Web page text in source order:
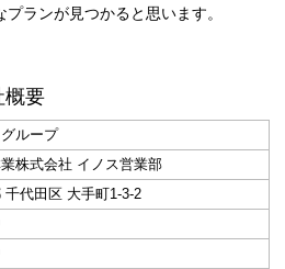
ランが見つかると思います。
概要
ループ
株式会社 イノス営業部
千代田区 大手町1-3-2